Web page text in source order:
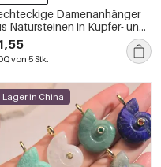
Damenanhänger
Natursteinen in Kupfer- und
mit Strasssteinen
von 5 Stk.
Lager in China